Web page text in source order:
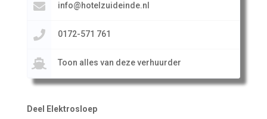
info@hotelzuideinde.nl
0172-571 761
Toon alles van deze verhuurder
Deel Elektrosloep